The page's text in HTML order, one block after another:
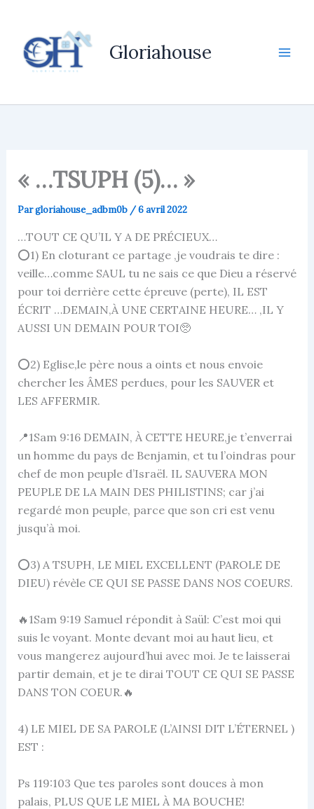
contenu
Gloriahouse
« …TSUPH (5)… »
Pargloriahouse_adbm0b /6 avril 2022
…TOUT CE QU’IL Y A DE PRÉCIEUX…
⭕1) En cloturant ce partage ,je voudrais te dire :
veille…comme SAUL tu ne sais ce que Dieu a réservé
pour toi derrière cette épreuve (perte), IL EST
ÉCRIT …DEMAIN,À UNE CERTAINE HEURE… ,IL Y
AUSSI UN DEMAIN POUR TOI🥺
⭕2) Eglise,le père nous a oints et nous envoie
chercher les ÂMES perdues, pour les SAUVER et
LES AFFERMIR.
📍1Sam 9:16 DEMAIN, À CETTE HEURE,je t’enverrai
un homme du pays de Benjamin, et tu l’oindras pour
chef de mon peuple d’Israël. IL SAUVERA MON
PEUPLE DE LA MAIN DES PHILISTINS; car j’ai
regardé mon peuple, parce que son cri est venu
jusqu’à moi.
⭕3) A TSUPH, LE MIEL EXCELLENT (PAROLE DE
DIEU) révèle CE QUI SE PASSE DANS NOS COEURS.
🔥1Sam 9:19 Samuel répondit à Saül: C’est moi qui
suis le voyant. Monte devant moi au haut lieu, et
vous mangerez aujourd’hui avec moi. Je te laisserai
partir demain, et je te dirai TOUT CE QUI SE PASSE
DANS TON COEUR.🔥
4) LE MIEL DE SA PAROLE (L’AINSI DIT L’ÉTERNEL )
EST :
Ps 119:103 Que tes paroles sont douces à mon
palais, PLUS QUE LE MIEL À MA BOUCHE!